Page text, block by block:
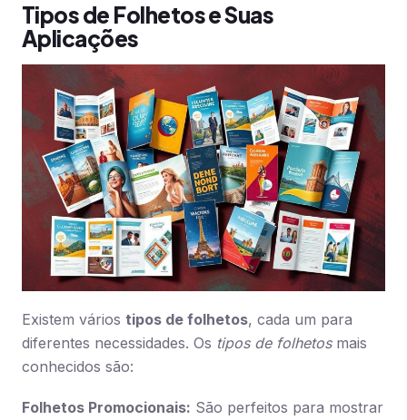
Tipos de Folhetos e Suas
Aplicações
Existem vários tipos de folhetos, cada um para
diferentes necessidades. Os tipos de folhetosmais
conhecidos são:
Folhetos Promocionais: São perfeitos para mostrar